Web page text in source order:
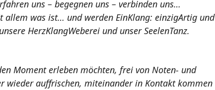
uns – begegnen uns – verbinden uns…
was ist… und werden EinKlang: einzigArtig und
HerzKlangWeberei und unser SeelenTanz.
Moment erleben möchten, frei von Noten- und
wieder auffrischen, miteinander in Kontakt kommen